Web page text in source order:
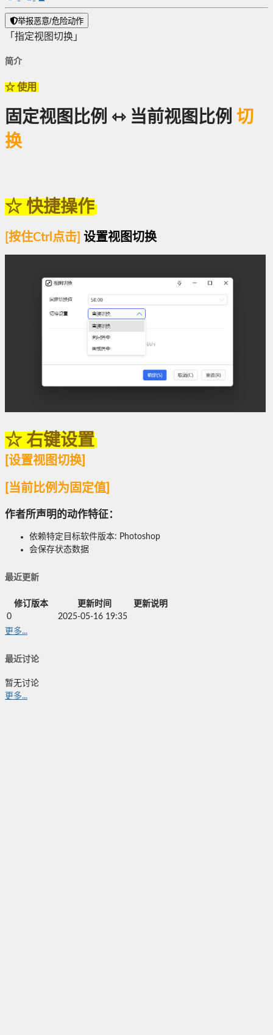
举报恶意/危险动作
「指定视图切换」
简介
☆ 使用
固定视图比例 ⇿ 当前视图 比例 切
换
☆ 快捷操作
按住Ctrl点击 设置视图切换
☆ 右键设置
设置视图切换
当前比例为固定值
作者所声明的动作特征：
依赖特定目标软件版本: Photoshop
会保存状态数据
最近更新
修订版本 更新时间
更新说明
0
2025-05-16 19:35
更多...
最近讨论
暂无讨论
更多...